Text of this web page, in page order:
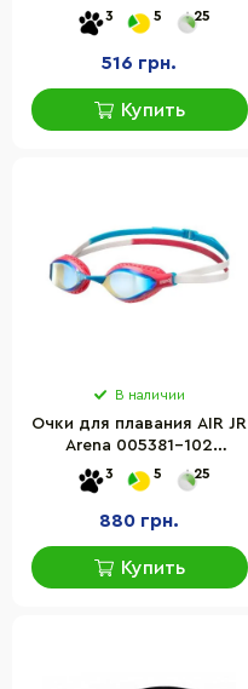
черный, прозрачный,
OSFM
3 5 25
516 грн.
Купить
В наличии
Очки для плавания AIR JR
Arena 005381-102
розовый, OSFM
3 5 25
880 грн.
Купить